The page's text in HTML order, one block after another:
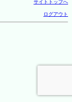
サイトトップへ
ログアウト